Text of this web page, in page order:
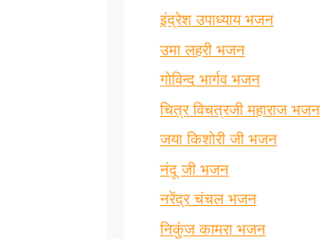
इंद्रेश उपाध्याय भजन
उमा लहरी भजन
गोविन्द भार्गव भजन
चित्र विचत्रजी महाराज भजन
जया किशोरी जी भजन
नंदू जी भजन
नरेंद्र चंचल भजन
निकुंज कामरा भजन